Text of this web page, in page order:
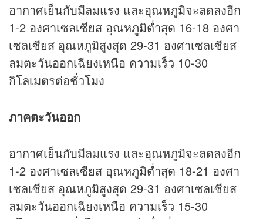
อากาศเย็นกับมีลมแรง และอุณหภูมิจะลดลงอีก
1-2 องศาเซลเซียส อุณหภูมิต่ำสุด 16-18 องศา
เซลเซียส อุณหภูมิสูงสุด 29-31 องศาเซลเซียส
ลมตะวันออกเฉียงเหนือ ความเร็ว 10-30
กิโลเมตรต่อชั่วโมง
ภาคตะวันออก
อากาศเย็นกับมีลมแรง และอุณหภูมิจะลดลงอีก
1-2 องศาเซลเซียส อุณหภูมิต่ำสุด 18-21 องศา
เซลเซียส อุณหภูมิสูงสุด 29-31 องศาเซลเซียส
ลมตะวันออกเฉียงเหนือ ความเร็ว 15-30